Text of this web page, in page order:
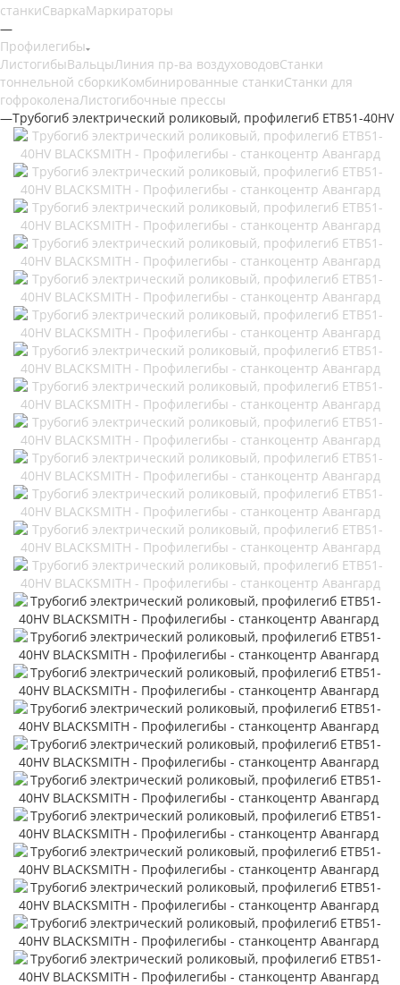
станкиСваркаМаркираторы
—
Профилегибы
ЛистогибыВальцыЛиния пр-ва воздуховодовСтанки
тоннельной сборкиКомбинированные станкиСтанки для
гофроколенаЛистогибочные прессы
—Трубогиб электрический роликовый, профилегиб ETB51-40HV